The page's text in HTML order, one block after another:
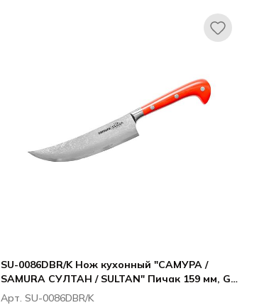
SU-0086DBR/K Нож кухонный "САМУРА /
SAMURA СУЛТАН / SULTAN" Пичак 159 мм, G-
10 красн., дамаск 67 слоев
Арт. SU-0086DBR/K